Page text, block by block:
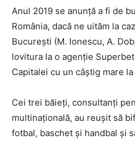
Anul 2019 se anunţă a fi de
România, dacă ne uităm la
Bucureşti (M. Ionescu, A.
lovitura la o agenţie
Capitalei cu un câştig mare
Cei trei băieţi, consultanţi
multinaţională, au reuşit să
fotbal, baschet şi handbal şi